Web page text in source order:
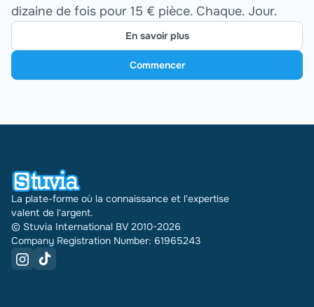
dizaine de fois pour 15 € pièce. Chaque. Jour.
En savoir plus
Commencer
La plate-forme où la connaissance et l'expertise
valent de l'argent.
© Stuvia International BV 2010-2026
Company Registration Number: 61965243